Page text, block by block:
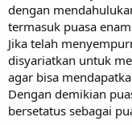
dengan
termasuk puasa
Jika telah
disyariatkan untuk
agar bisa
Dengan demikian
bersetatus sebagai